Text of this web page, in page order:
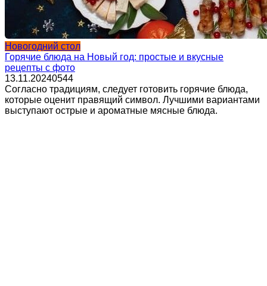
Новогодний стол
Горячие блюда на Новый год: простые и вкусные
рецепты с фото
13.11.20240544
Согласно традициям, следует готовить горячие блюда,
которые оценит правящий символ. Лучшими вариантами
выступают острые и ароматные мясные блюда.